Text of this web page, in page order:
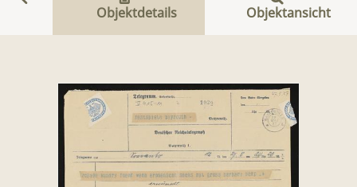
Objektdetails Objektansicht